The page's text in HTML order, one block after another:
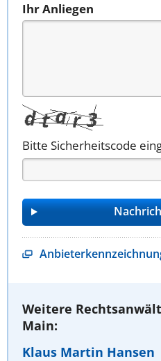
Ihr Anliegen
Bitte Sicherheitscode
Weitere
Main:
Klaus Martin Hansen